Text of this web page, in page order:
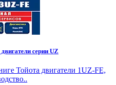
серии UZ
Тойота двигатели 1UZ-FE,